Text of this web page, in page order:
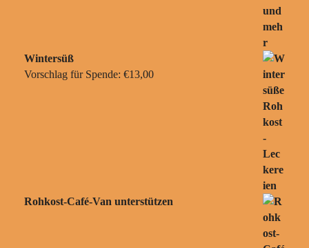
Wintersüß
Vorschlag für Spende: €13,00
Rohkost-Café-Van unterstützen